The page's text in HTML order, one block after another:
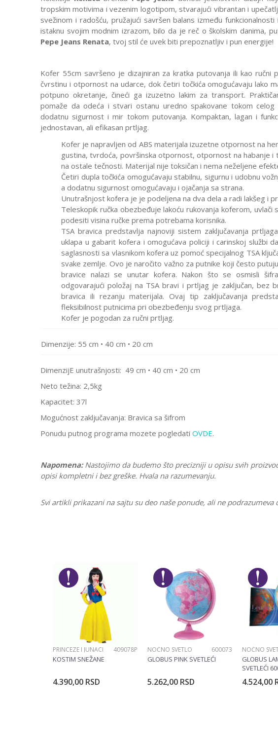
tropskim motivima i vezenim logotipom, stvarajući vibrantan i
svežinom i radošću, pružajući savršen balans između
istaknu svojim modnim izrazom, bilo da je reč o školskim danima,
Pepe Jeans Renata, tvoj stil će uvek biti prepoznatljiv i pun energije!
Kofer 55cm savršeno je dizajniran za kratka putovanja ili kao ručni
čvrstinu i otpornost na udarce, dok četiri točkića omogućavaju lako
potpuno okretanje, čineći ga izuzetno lakim za transport.
pomaže da odeća i stvari ostanu uredno spakovane tokom
dodatnu sigurnost i mir tokom putovanja. Kompaktan, lagan i
jednostavan, ali efikasan prtljag.
Kofer je napravljen od ABS materijala izuzetne otpornost na
gustina, tvrdoća, površinska otpornost, otpornost na habanje
na ostale tečnosti. Materijal nije toksičan i nema neželjene
Četiri dupla točkića omogućavaju stabilnu, sigurnu i udobnu
a dodatnu sigurnost omogućavaju i ojačanja sa strana.
Unutrašnjost kofera je je podeljena na dva dela a radi lakšeg i
Teleskopik ručka obezbeđuje lakoću rukovanja koferom, uvlači
podesiti visina ručke prema potrebama korisnika.
TSA bravica predstavlja najnoviji sistem zaključavanja
uklapa u gabarit kofera i omogućava policiji i carinskoj službi
saglasnosti sa vlasnikom kofera uz pomoć specijalnog TSA
svake zemlje. Ovo je naročito važno za putnike koji često
bravice nalazi se unutar kofera. Nakon što se osmisli
odgovarajući položaj na TSA bravi i prtljag je zaključan, bez
bravica ili rezanju materijala. Ovaj tip zaključavanja
fleksibilnost putnicima pri obezbeđenju svog prtljaga.
Kofer je pogodan za ručni prtljag.
Dimenzije: 55 cm • 40 cm • 20 cm
DimenzijE unutrašnjosti: 49 cm • 40 cm • 20 cm
Neto težina: 2,5kg
Kapacitet: 37l
Mogućnost zaključavanja: Bravica sa šifrom
Ponudu putnog programa mozete pogledati OVDE.
Napomena:Nastojimo da budemo što precizniji u opisu svih
opisi kompletni i bez greške. Hvala na razumevanju.
Svi artikli prikazani na sajtu su deo naše ponude, ali ne
Brend
Poruka
POŠALJI
PRINCEZE I JUNACI 409078P
KOSTIM SNEŽANE
4.390,00 RSD
NOĆNO SVETLO 600073
GLOBUS PINK SVETLEĆI
5.262,00 RSD
NOĆNO
GLOBUS
SVETLEĆI
4.524,00